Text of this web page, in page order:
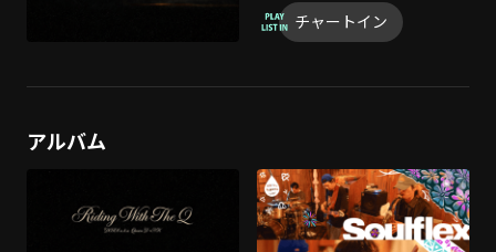
チャートイン
アルバム